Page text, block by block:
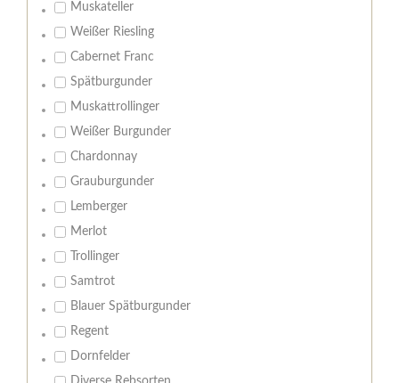
Muskateller
Weißer Riesling
Cabernet Franc
Spätburgunder
Muskattrollinger
Weißer Burgunder
Chardonnay
Grauburgunder
Lemberger
Merlot
Trollinger
Samtrot
Blauer Spätburgunder
Regent
Dornfelder